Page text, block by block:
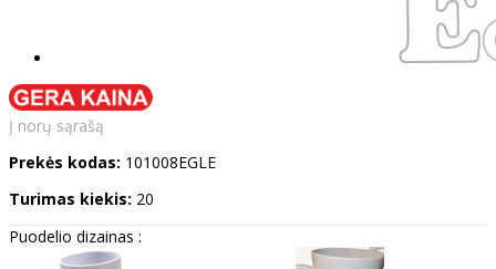
Į norų sąrašą
Prekės kodas: 101008EGLE
Turimas kiekis: 20
Puodelio dizainas :